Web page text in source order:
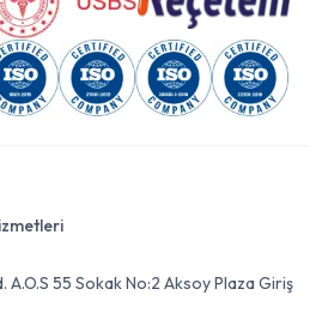
A.O.S 55 Sokak No:2 Aksoy Plaza Giriş